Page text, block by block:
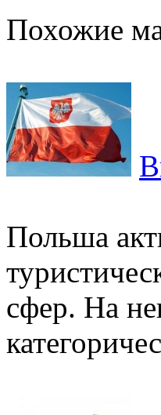
Похожие
Польша
сфер. На